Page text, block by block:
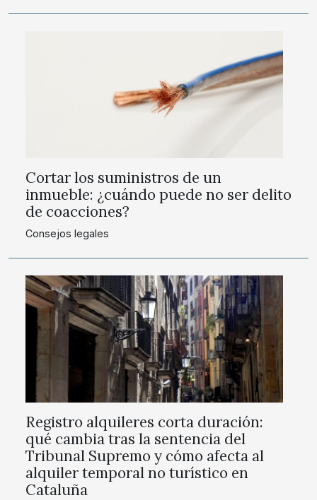
Cortar los suministros de un
inmueble: ¿cuándo puede no ser delito
de coacciones?
Consejos legales
Registro alquileres corta duración:
qué cambia tras la sentencia del
Tribunal Supremo y cómo afecta al
alquiler temporal no turístico en
Cataluña